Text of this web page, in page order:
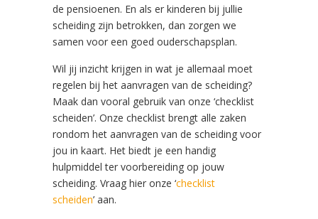
de pensioenen. En als er kinderen bij jullie
scheiding zijn betrokken, dan zorgen we
samen voor een goed ouderschapsplan.
Wil jij inzicht krijgen in wat je allemaal moet
regelen bij het aanvragen van de scheiding?
Maak dan vooral gebruik van onze ‘checklist
scheiden’. Onze checklist brengt alle zaken
rondom het aanvragen van de scheiding voor
jou in kaart. Het biedt je een handig
hulpmiddel ter voorbereiding op jouw
scheiding. Vraag hier onze ‘checklist
scheiden’ aan.